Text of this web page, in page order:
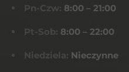
Pn-Czw: 8:00 – 21:00
Pt-Sob: 8:00 – 22:00
Niedziela: Nieczynne